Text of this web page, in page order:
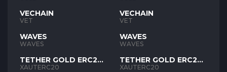
VECHAIN
VET
WAVES
WAVES
TETHER GOLD ERC20
XAUT
XAUTERC20
VECHAIN
VET
WAVES
WAVES
TETHER GOLD ERC20
XAUT
XAUTERC20